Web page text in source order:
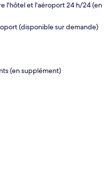
l'hôtel et l'aéroport 24 h/24 (en
(disponible sur demande)
(en supplément)